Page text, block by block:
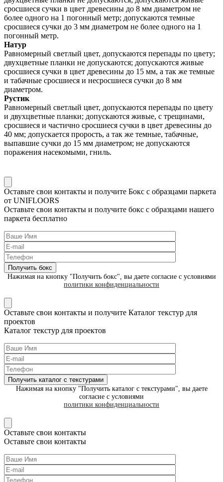
сросшиеся сучки в цвет древесины до 8 мм диаметром не
более одного на 1 погонный метр; допускаются темные
сросшиеся сучки до 3 мм диаметром не более одного на 1
погонный метр.
Натур
Равномерный светлый цвет, допускаются перепады по цвету;
двухцветные планки не допускаются; допускаются живые
сросшиеся сучки в цвет древесины до 15 мм, а так же темные
и табачные сросшиеся и несросшиеся сучки до 8 мм
диаметром.
Рустик
Равномерный светлый цвет, допускаются перепады по цвету
и двухцветные планки; допускаются живые, с трещинами,
сросшиеся и частично сросшиеся сучки в цвет древесины до
40 мм; допускается прорость, а так же темные, табачные,
выпавшие сучки до 15 мм диаметром; не допускаются
поражения насекомыми, гниль.
Оставьте свои контакты и получите Бокс с образцами паркета
от UNIFLOORS
Оставьте свои контакты и получите бокс с образцами нашего
паркета бесплатно
Нажимая на кнопку "Получить бокс", вы даете согласие с условиями
политики конфиденциальности
Оставьте свои контакты и получите Каталог текстур для
проектов
Каталог текстур для проектов
Нажимая на кнопку "Получить каталог с текстурами", вы даете
согласие с условиями
политики конфиденциальности
Оставьте свои контакты
Оставьте свои контакты